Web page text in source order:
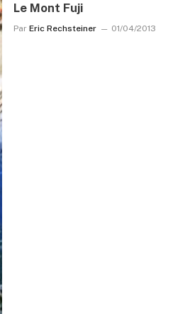
Le Mont Fuji
Par Eric Rechsteiner 01/04/2013